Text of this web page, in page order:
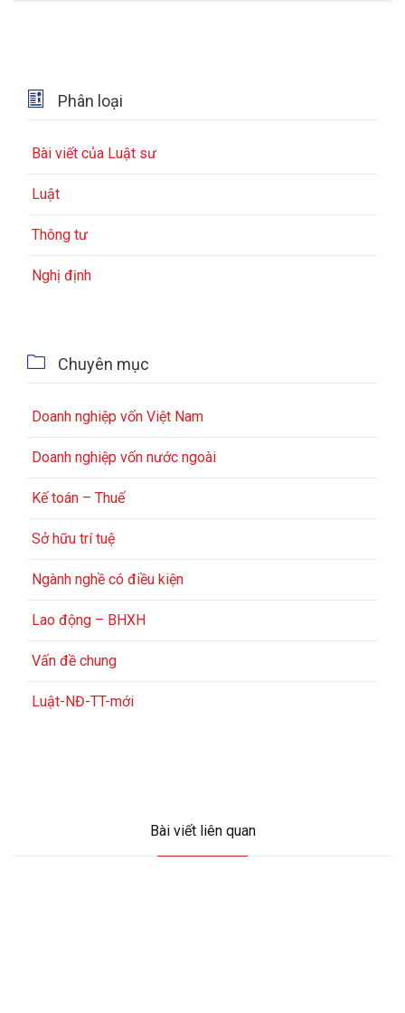
 Phân loại
Bài viết của Luật sư
Luật
Thông tư
Nghị định
 Chuyên mục
Doanh nghiệp vốn Việt Nam
Doanh nghiệp vốn nước ngoài
Kế toán – Thuế
Sở hữu trí tuệ
Ngành nghề có điều kiện
Lao động – BHXH
Vấn đề chung
Luật-NĐ-TT-mới
Bài viết liên quan